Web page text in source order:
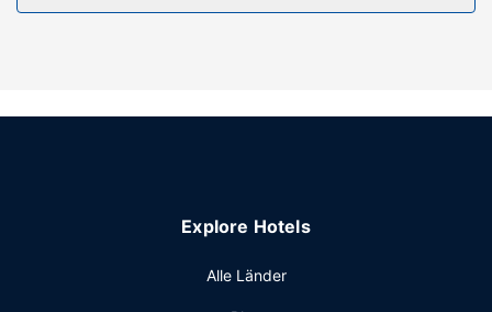
Tourenplanung/beim Ticketerwerb gehören zur
Zum Angebot gehören eine rund um die Uhr besetzte
Vor Ort gibt es Folgendes: Parken ohne Service
Explore Hotels
Alle Länder